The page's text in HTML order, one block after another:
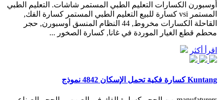
أوسبورن الكسارات التعليم الطبي المستمر شاشات. التعليم الطبي
المستمر vsi كسارة للبيع التعليم الطبي المستمر كسارة الفك,
القاحلة الكسارات مخروط, 44 النظام المنسق أوسبورن, حجر
محطم قطع الغيار الموردة في غانا, كسارة الصخور ...
اقرأ أكثر
Kuntang كسارة فكية تحمل الإسكان 4842 نموذج